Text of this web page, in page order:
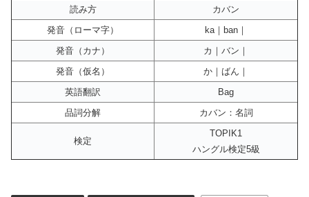
読み方
カバン
発音（ローマ字）
ka｜ban｜
発音（カナ）
カ｜バン｜
発音（仮名）
か｜ばん｜
英語翻訳
Bag
品詞分解
カバン：名詞
検定
TOPIK1
ハングル検定5級